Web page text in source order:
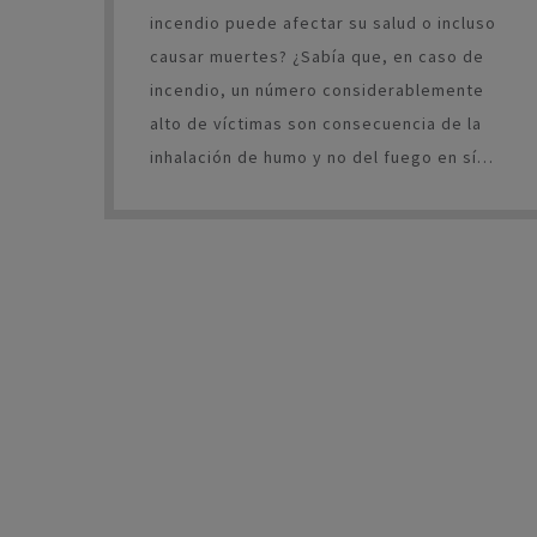
incendio puede afectar su salud o incluso
causar muertes? ¿Sabía que, en caso de
incendio, un número considerablemente
alto de víctimas son consecuencia de la
inhalación de humo y no del fuego en sí